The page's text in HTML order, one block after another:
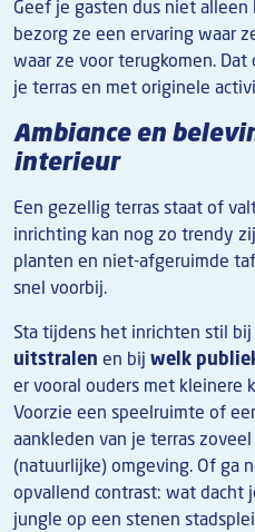
Geef je gasten dus niet
bezorg ze een ervaring waar
waar ze voor terugkomen. Dat
je terras en met originele
Ambiance en
interieur
Een gezellig terras staat of
inrichting kan nog zo trendy
planten en niet-afgeruimde
snel voorbij.
Sta tijdens het inrichten stil bij
uitstralen en bij welk
er vooral ouders met kleinere
Voorzie een speelruimte of
aankleden van je terras
(natuurlijke) omgeving. Of ga
opvallend contrast: wat dacht
jungle op een stenen